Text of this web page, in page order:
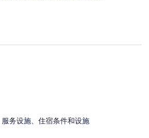
务设施、住宿条件和设施